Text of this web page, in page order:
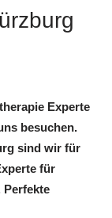
Experte
besuchen.
sind wir für
für
Perfekte